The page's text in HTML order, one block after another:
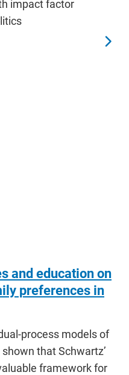
impact factor
and education on
preferences in
process models of
that Schwartz’
framework for